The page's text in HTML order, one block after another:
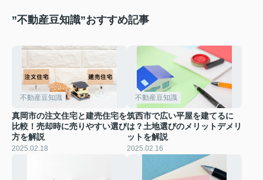
”不動産豆知識”おすすめ記事
不動産豆知識
真岡市の注文住宅と建売住宅を
比較！売却時に売りやすい選び
方を解説
2025.02.18
不動産豆知識
筑西市で広い平屋を建てるに
は？土地選びのメリットデメリ
ットを解説
2025.02.16